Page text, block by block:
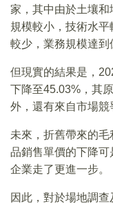
家，其中由於土壤
規模較小，技術水
較少，業務規模達到
但現實的結果是，
下降至45.03%，其
外，還有來自市場競
未來，折舊帶來的
品銷售單價的下降
企業走了更進一步。
因此，對於場地調